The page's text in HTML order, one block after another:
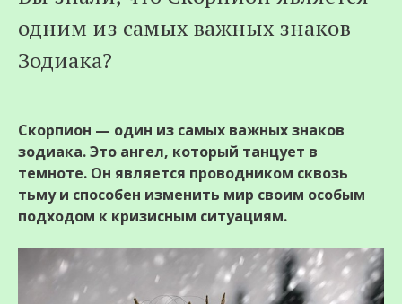
одним из самых важных знаков
Зодиака?
Скорпион — один из самых важных знаков
зодиака. Это ангел, который танцует в
темноте. Он является проводником сквозь
тьму и способен изменить мир своим особым
подходом к кризисным ситуациям.